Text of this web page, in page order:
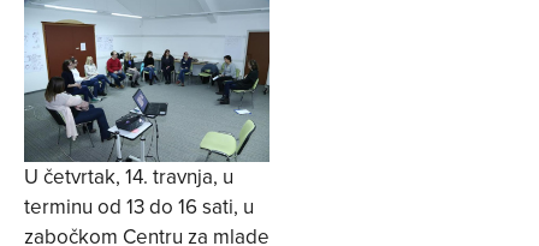
U četvrtak, 14. travnja, u
terminu od 13 do 16 sati, u
zabočkom Centru za mlade